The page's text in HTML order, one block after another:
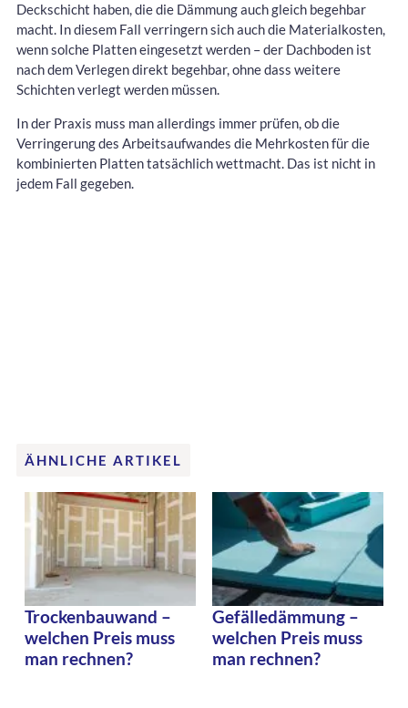
Deckschicht haben, die die Dämmung auch gleich begehbar
macht. In diesem Fall verringern sich auch die Materialkosten,
wenn solche Platten eingesetzt werden – der Dachboden ist
nach dem Verlegen direkt begehbar, ohne dass weitere
Schichten verlegt werden müssen.
In der Praxis muss man allerdings immer prüfen, ob die
Verringerung des Arbeitsaufwandes die Mehrkosten für die
kombinierten Platten tatsächlich wettmacht. Das ist nicht in
jedem Fall gegeben.
ÄHNLICHE ARTIKEL
Trockenbauwand –
welchen Preis muss
man rechnen?
Gefälledämmung –
welchen Preis muss
man rechnen?